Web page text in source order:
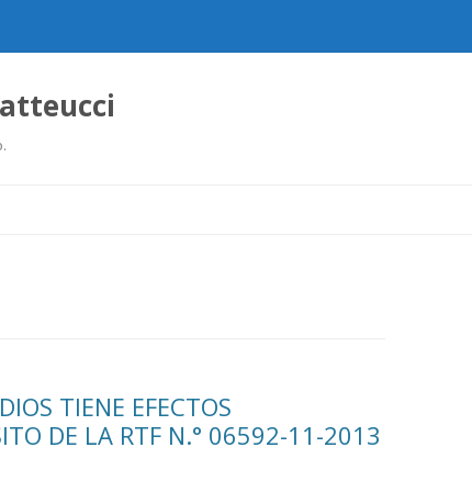
TIENE EFECTOS
DE LA RTF N.° 06592-11-2013